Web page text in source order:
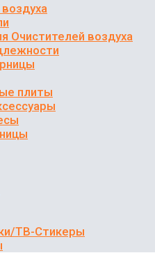
Очистителей воздуха
плиты
ТВ-Стикеры